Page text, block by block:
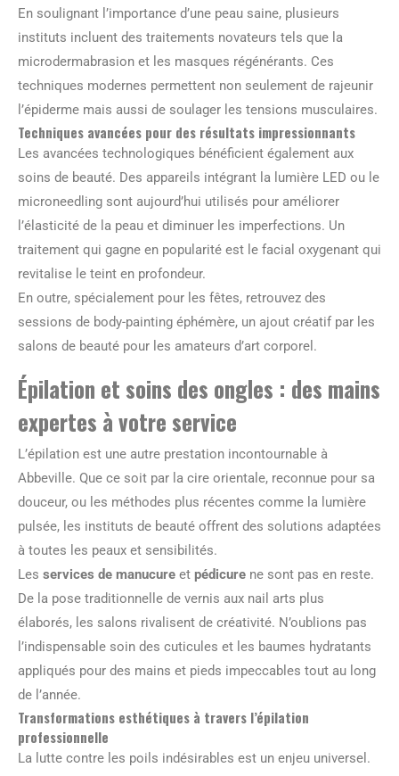
En soulignant l’importance d’une peau saine, plusieurs
instituts incluent des traitements novateurs tels que la
microdermabrasion et les masques régénérants. Ces
techniques modernes permettent non seulement de rajeunir
l’épiderme mais aussi de soulager les tensions musculaires.
Techniques avancées pour des résultats impressionnants
Les avancées technologiques bénéficient également aux
soins de beauté. Des appareils intégrant la lumière LED ou le
microneedling sont aujourd’hui utilisés pour améliorer
l’élasticité de la peau et diminuer les imperfections. Un
traitement qui gagne en popularité est le facial oxygenant qui
revitalise le teint en profondeur.
En outre, spécialement pour les fêtes, retrouvez des
sessions de body-painting éphémère, un ajout créatif par les
salons de beauté pour les amateurs d’art corporel.
Épilation et soins des ongles : des mains
expertes à votre service
L’épilation est une autre prestation incontournable à
Abbeville. Que ce soit par la cire orientale, reconnue pour sa
douceur, ou les méthodes plus récentes comme la lumière
pulsée, les instituts de beauté offrent des solutions adaptées
à toutes les peaux et sensibilités.
Les services de manucure et pédicure ne sont pas en reste.
De la pose traditionnelle de vernis aux nail arts plus
élaborés, les salons rivalisent de créativité. N’oublions pas
l’indispensable soin des cuticules et les baumes hydratants
appliqués pour des mains et pieds impeccables tout au long
de l’année.
Transformations esthétiques à travers l’épilation
professionnelle
La lutte contre les poils indésirables est un enjeu universel.